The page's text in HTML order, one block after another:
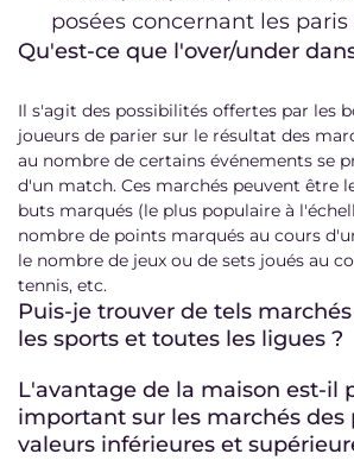
posées concernant les paris
Qu'est-ce que l'over/under
Il s'agit des possibilités offertes par les
joueurs de parier sur le résultat des
au nombre de certains événements se
d'un match. Ces marchés peuvent être
buts marqués (le plus populaire à
nombre de points marqués au cours
le nombre de jeux ou de sets joués au
tennis, etc.
Puis-je trouver de tels
les sports et toutes les ligues ?
L'avantage de la maison est-il
important sur les marchés des
valeurs inférieures et